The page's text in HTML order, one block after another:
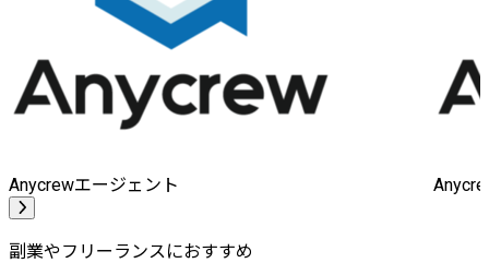
Anycrewエージェント
副業やフリーランスにおすすめ